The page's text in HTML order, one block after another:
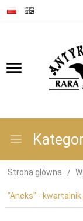
Strona główna
"Aneks" - kwartalnik